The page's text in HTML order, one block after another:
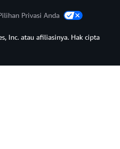
Privasi Anda
Inc. atau afiliasinya. Hak cipta